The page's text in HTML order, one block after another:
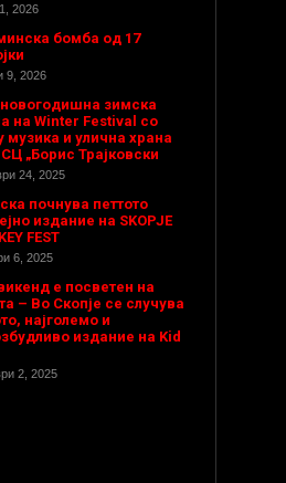
2026
бомба од 17
9, 2026
зимска
на Winter Festival со
музика и улична храна
„Борис Трајковски
24, 2025
почнува петтото
издание на SKOPJE
FEST
6, 2025
е посветен на
– Во Скопје се случува
најголемо и
издание на Kid
2, 2025